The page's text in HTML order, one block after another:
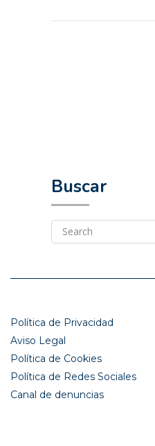
Buscar
Política de Privacidad
Aviso Legal
Política de Cookies
Política de Redes Sociales
Canal de denuncias